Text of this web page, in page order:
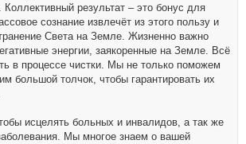
Коллективный результат – это бонус для
сознание извлечёт из этого пользу и
Света на Земле. Жизненно важно
энергии, заякоренные на Земле. Всё
в процессе чистки. Мы не только поможем
большой толчок, чтобы гарантировать их
исцелять больных и инвалидов, а так же
Мы многое знаем о вашей